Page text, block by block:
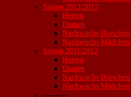
Saison 2012/2013
Herren
Damen
Nachwuchs Burschen
Nachwuchs Mädchen
Saison 2011/2012
Herren
Damen
Nachwuchs Burschen
Nachwuchs Mädchen
----------